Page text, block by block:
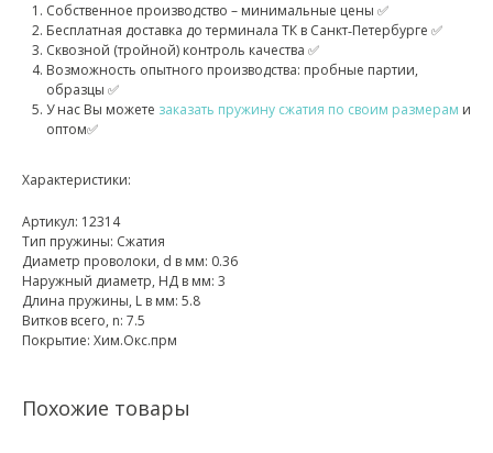
Собственное производство – минимальные цены ✅
Бесплатная доставка до терминала ТК в Санкт‑Петербурге ✅
Сквозной (тройной) контроль качества ✅
Возможность опытного производства: пробные партии,
образцы ✅
У нас Вы можете заказать пружину сжатия по своим размерам и
оптом✅
Характеристики:
Артикул: 12314
Тип пружины: Сжатия
Диаметр проволоки, d в мм: 0.36
Наружный диаметр, НД в мм: 3
Длина пружины, L в мм: 5.8
Витков всего, n: 7.5
Покрытие: Хим.Окс.прм
Похожие товары